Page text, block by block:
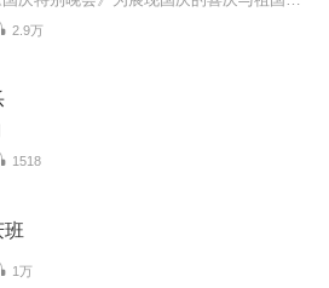
2.9万
1518
班
1万